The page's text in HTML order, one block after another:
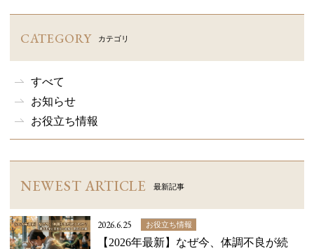
CATEGORY カテゴリ
すべて
お知らせ
お役立ち情報
NEWEST ARTICLE 最新記事
2026.6.25 お役立ち情報
【2026年最新】なぜ今、体調不良が続